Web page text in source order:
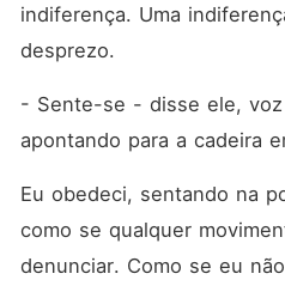
indiferença. Uma
desprezo.
- Sente-se - disse ele, voz
apontando para a cadeira
Eu obedeci, sentando na
como se qualquer
denunciar. Como se eu